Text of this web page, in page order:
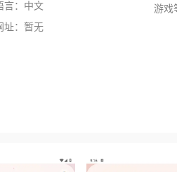
言：中文
游戏
址：暂无